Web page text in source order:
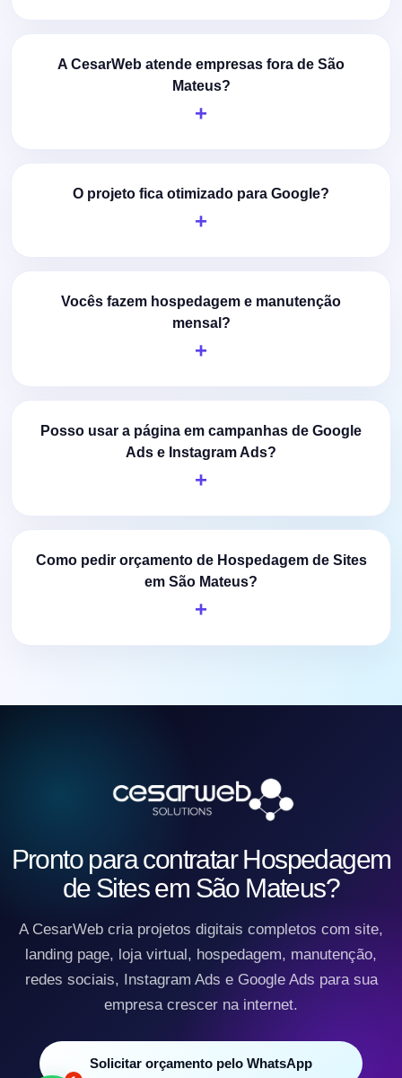
A CesarWeb atende empresas fora de São
Mateus?
O projeto fica otimizado para Google?
Vocês fazem hospedagem e manutenção
mensal?
Posso usar a página em campanhas de Google
Ads e Instagram Ads?
Como pedir orçamento de Hospedagem de Sites
em São Mateus?
Pronto para contratar Hospedagem
de Sites em São Mateus?
A CesarWeb cria projetos digitais completos com site,
landing page, loja virtual, hospedagem, manutenção,
redes sociais, Instagram Ads e Google Ads para sua
empresa crescer na internet.
Solicitar orçamento pelo WhatsApp